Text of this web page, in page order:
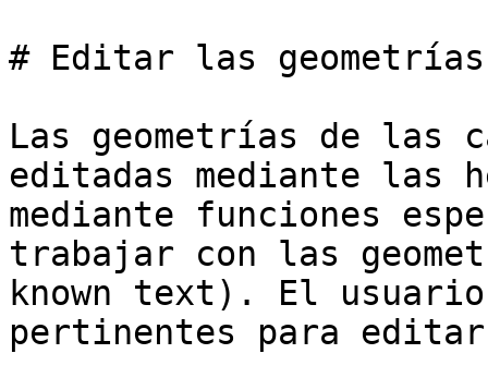
# Editar las
Las geometrías de las
editadas mediante las
mediante funciones
trabajar con las
known text). El
pertinentes para